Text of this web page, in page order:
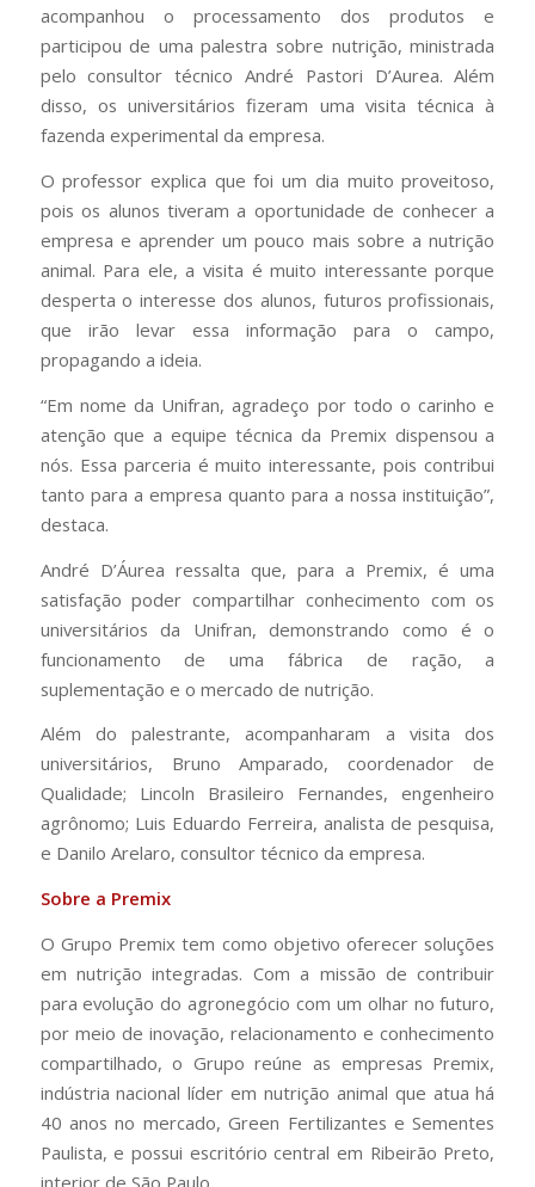
acompanhou o processamento dos produtos e
participou de uma palestra sobre nutrição, ministrada
pelo consultor técnico André Pastori D’Aurea. Além
disso, os universitários fizeram uma visita técnica à
fazenda experimental da empresa.
O professor explica que foi um dia muito proveitoso,
pois os alunos tiveram a oportunidade de conhecer a
empresa e aprender um pouco mais sobre a nutrição
animal. Para ele, a visita é muito interessante porque
desperta o interesse dos alunos, futuros profissionais,
que irão levar essa informação para o campo,
propagando a ideia.
“Em nome da Unifran, agradeço por todo o carinho e
atenção que a equipe técnica da Premix dispensou a
nós. Essa parceria é muito interessante, pois contribui
tanto para a empresa quanto para a nossa instituição”,
destaca.
André D’Áurea ressalta que, para a Premix, é uma
satisfação poder compartilhar conhecimento com os
universitários da Unifran, demonstrando como é o
funcionamento de uma fábrica de ração, a
suplementação e o mercado de nutrição.
Além do palestrante, acompanharam a visita dos
universitários, Bruno Amparado, coordenador de
Qualidade; Lincoln Brasileiro Fernandes, engenheiro
agrônomo; Luis Eduardo Ferreira, analista de pesquisa,
e Danilo Arelaro, consultor técnico da empresa.
Sobre a Premix
O Grupo Premix tem como objetivo oferecer soluções
em nutrição integradas. Com a missão de contribuir
para evolução do agronegócio com um olhar no futuro,
por meio de inovação, relacionamento e conhecimento
compartilhado, o Grupo reúne as empresas Premix,
indústria nacional líder em nutrição animal que atua há
40 anos no mercado, Green Fertilizantes e Sementes
Paulista, e possui escritório central em Ribeirão Preto,
interior de São Paulo.